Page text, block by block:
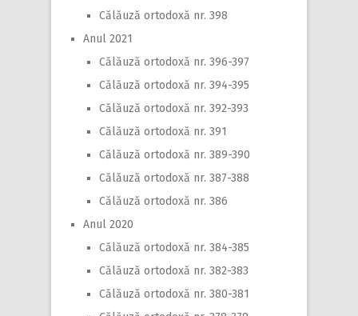
Călăuză ortodoxă nr. 398
Anul 2021
Călăuză ortodoxă nr. 396-397
Călăuză ortodoxă nr. 394-395
Călăuză ortodoxă nr. 392-393
Călăuză ortodoxă nr. 391
Călăuză ortodoxă nr. 389-390
Călăuză ortodoxă nr. 387-388
Călăuză ortodoxă nr. 386
Anul 2020
Călăuză ortodoxă nr. 384-385
Călăuză ortodoxă nr. 382-383
Călăuză ortodoxă nr. 380-381